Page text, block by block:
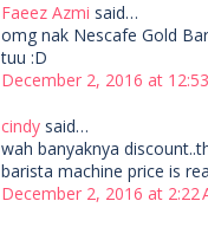
Faeez Azmi said…
omg nak Nescafe Gold
tuu :D
December 2, 2016 at
cindy said…
wah banyaknya
barista machine price is
December 2, 2016 at 2:22